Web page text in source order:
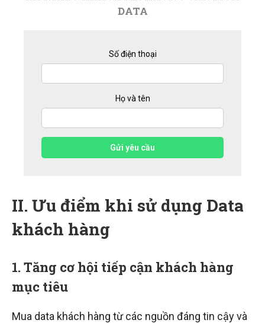
DATA
Họ và tên
Số điện thoại
Gửi yêu cầu
II. Ưu điểm khi sử dụng Data
khách hàng
1. Tăng cơ hội tiếp cận khách hàng
mục tiêu
Mua data khách hàng từ các nguồn đáng tin cậy và